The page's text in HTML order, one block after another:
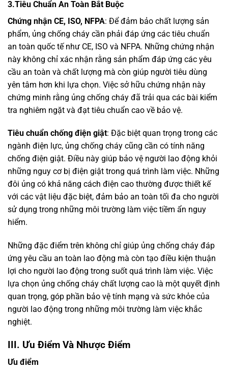
3.Tiêu Chuẩn An Toàn Bắt Buộc
Chứng nhận CE, ISO, NFPA: Để đảm bảo chất lượng sản
phẩm, ủng chống cháy cần phải đáp ứng các tiêu chuẩn
an toàn quốc tế như CE, ISO và NFPA. Những chứng nhận
này không chỉ xác nhận rằng sản phẩm đáp ứng các yêu
cầu an toàn và chất lượng mà còn giúp người tiêu dùng
yên tâm hơn khi lựa chọn. Việc sở hữu chứng nhận này
chứng minh rằng ủng chống cháy đã trải qua các bài kiểm
tra nghiêm ngặt và đạt tiêu chuẩn cao về bảo vệ.
Tiêu chuẩn chống điện giật: Đặc biệt quan trọng trong các
ngành điện lực, ủng chống cháy cũng cần có tính năng
chống điện giật. Điều này giúp bảo vệ người lao động khỏi
những nguy cơ bị điện giật trong quá trình làm việc. Những
đôi ủng có khả năng cách điện cao thường được thiết kế
với các vật liệu đặc biệt, đảm bảo an toàn tối đa cho người
sử dụng trong những môi trường làm việc tiềm ẩn nguy
hiểm.
Những đặc điểm trên không chỉ giúp ủng chống cháy đáp
ứng yêu cầu an toàn lao động mà còn tạo điều kiện thuận
lợi cho người lao động trong suốt quá trình làm việc. Việc
lựa chọn ủng chống cháy chất lượng cao là một quyết định
quan trọng, góp phần bảo vệ tính mạng và sức khỏe của
người lao động trong những môi trường làm việc khắc
nghiệt.
III. Ưu Điểm Và Nhược Điểm
Ưu điểm